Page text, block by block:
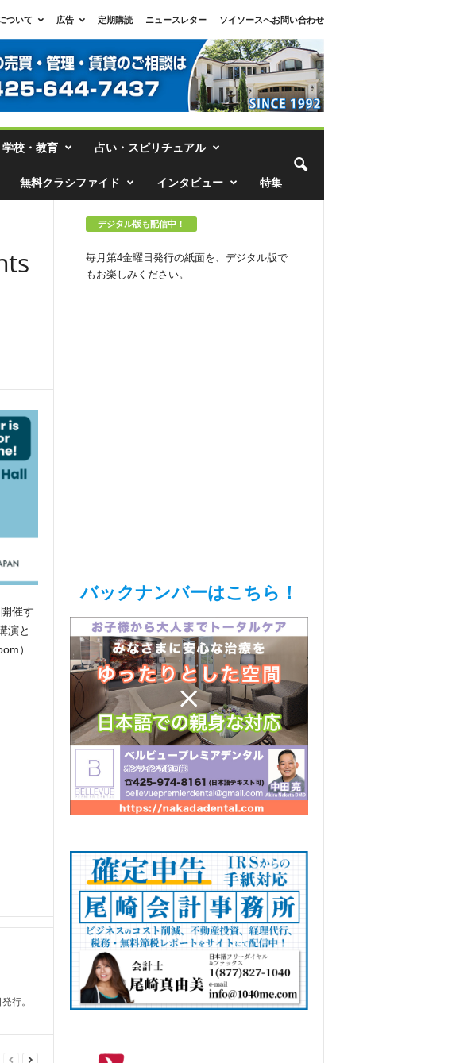
ついて 広告 定期購読 ニュースレター
ソイソースへお問い合わせ
学校・教育 占い・スピリチュアル
無料クラシファイド インタビュー 特集
催す
演と
）
行。
デジタル版も配信中！
毎月第4金曜日発行の紙面を、デジタル版で
もお楽しみください。
バックナンバーはこちら！